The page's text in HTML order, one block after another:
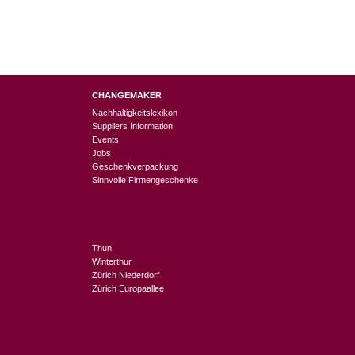
CHANGEMAKER
Nachhaltigkeitslexikon
Suppliers Information
Events
Jobs
Geschenkverpackung
Sinnvolle Firmengeschenke
Thun
Winterthur
Zürich Niederdorf
Zürich Europaallee